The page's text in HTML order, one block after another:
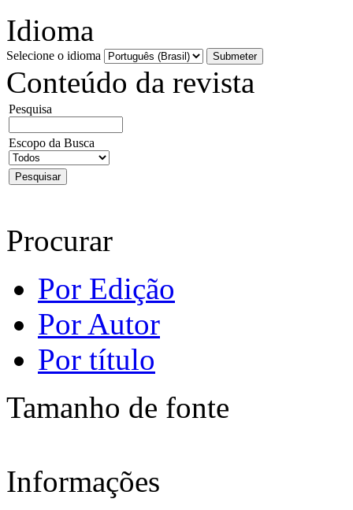
Idioma
Selecione o idioma
Conteúdo da revista
Pesquisa
Escopo da Busca
Procurar
Por Edição
Por Autor
Por título
Tamanho de fonte
Informações